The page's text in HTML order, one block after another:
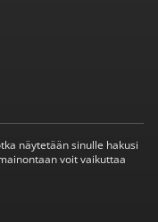
näytetään sinulle hakusi
voit vaikuttaa